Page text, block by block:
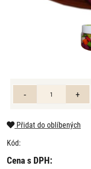
Přidat do oblíbených
Kód:
Cena s DPH: